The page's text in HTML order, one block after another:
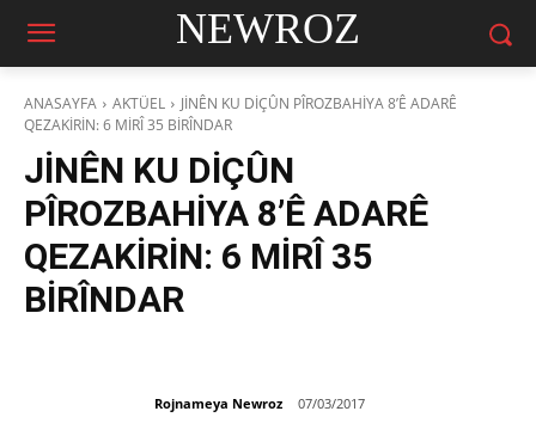
NEWROZ
ANASAYFA AKTÜEL
JİNÊN KU DİÇÛN PÎROZBAHİYA 8’Ê ADARÊ
QEZAKİRİN: 6 MİRÎ 35 BİRÎNDAR
JİNÊN KU DİÇÛN
PÎROZBAHİYA 8’Ê ADARÊ
QEZAKİRİN: 6 MİRÎ 35
BİRÎNDAR
Rojnameya Newroz 07/03/2017